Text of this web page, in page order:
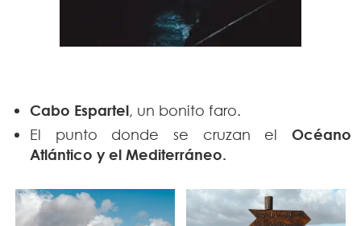
Cabo Espartel, un bonito faro.
El punto donde se cruzan el Océano
Atlántico y el Mediterráneo.